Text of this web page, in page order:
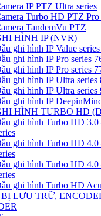
IP PTZ Ultra series
Turbo HD PTZ Pro
TandemVu PTZ
HÌNH IP (NVR)
ghi hình IP Value
ghi hình IP Pro series
ghi hình IP Pro series
ghi hình IP Ultra series
ghi hình IP Ultra series
ghi hình IP
HÌNH TURBO HD
ghi hình Turbo HD 3.0
ghi hình Turbo HD 4.0
ghi hình Turbo HD 4.0
ghi hình Turbo HD
LƯU TRỮ,